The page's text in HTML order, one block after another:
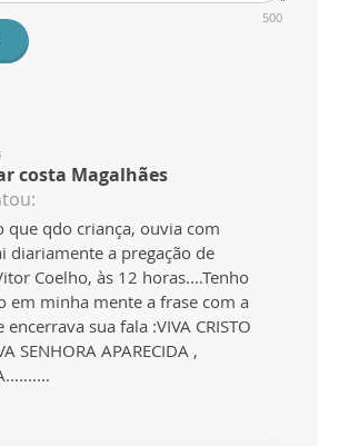
500
costa Magalhães
que qdo criança, ouvia com
diariamente a pregação de
Coelho, às 12 horas....Tenho
em minha mente a frase com a
encerrava sua fala :VIVA CRISTO
SENHORA APARECIDA ,